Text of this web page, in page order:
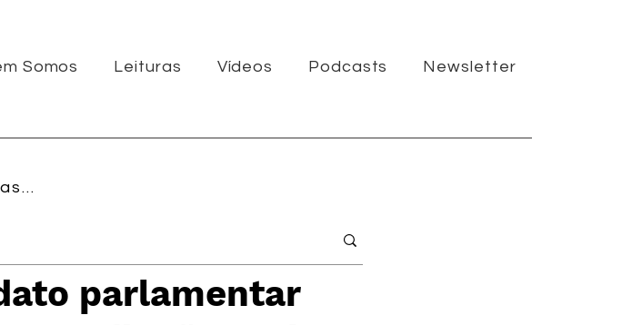
Somos Leituras Vídeos Podcasts Newsletter
Podcasts
parlamentar